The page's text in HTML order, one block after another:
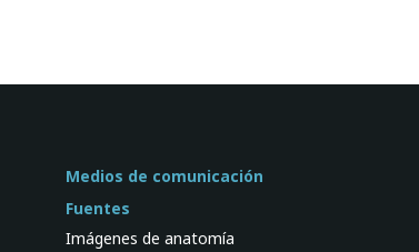
Medios de comunicación
Fuentes
Imágenes de anatomía